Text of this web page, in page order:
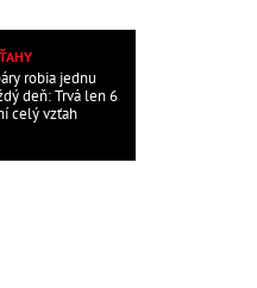
robia jednu
deň: Trvá len 6
celý vzťah